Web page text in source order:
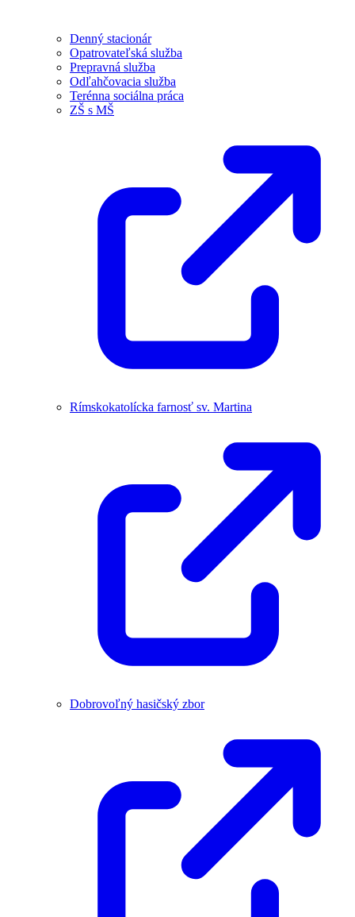
Denný stacionár
Opatrovateľská služba
Prepravná služba
Odľahčovacia služba
Terénna sociálna práca
ZŠ s MŠ
Rímskokatolícka farnosť sv. Martina
Dobrovoľný hasičský zbor